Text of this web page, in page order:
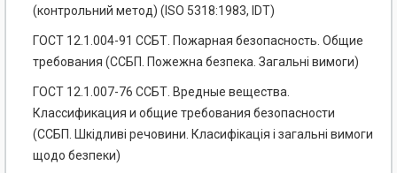
(контрольний метод) (ISO 5318:1983, IDT)
ГОСТ 12.1.004-91 ССБТ. Пожарная безопасность. Общие
требования (ССБП. Пожежна безпека. Загальні вимоги)
ГОСТ 12.1.007-76 ССБТ. Вредные вещества.
Классификация и общие требования безопасности
(ССБП. Шкідливі речовини. Класифікація і загальні вимоги
щодо безпеки)